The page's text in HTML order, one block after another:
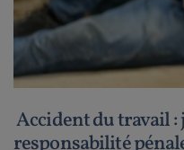
Accident du travail :
responsabilité